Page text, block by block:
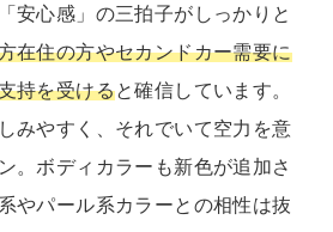
安心感」の三拍子がしっかりと
在住の方やセカンドカー需要に
持を受けると確信しています。
みやすく、それでいて空力を意
。ボディカラーも新色が追加さ
やパール系カラーとの相性は抜